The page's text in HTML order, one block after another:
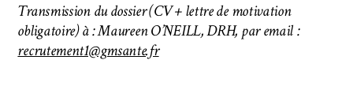
Transmission du dossier (CV + lettre de motivation
obligatoire) à : Maureen O’NEILL, DRH, par email :
recrutement1@gmsante.fr